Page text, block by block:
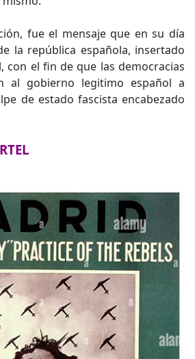
fue el mensaje que en su día
la república española, insertado
con el fin de que las democracias
al gobierno legitimo español a
de estado fascista encabezado